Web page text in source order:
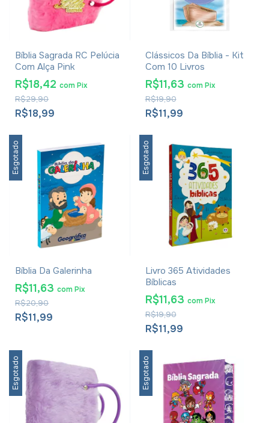
Bíblia Sagrada RC Pelúcia
Com Alça Pink
R$18,99
R$29,90
R$18,42 comPix
Clássicos Da Bíblia - Kit
Com 10 Livros
R$11,99
R$19,90
R$11,63 com Pix
Esgotado
Bíblia Da Galerinha
R$11,99
R$20,90
R$11,63 comPix
Esgotado
Livro 365 Atividades
Bíblicas
R$11,99
R$19,90
R$11,63 com Pix
Esgotado Esgotado